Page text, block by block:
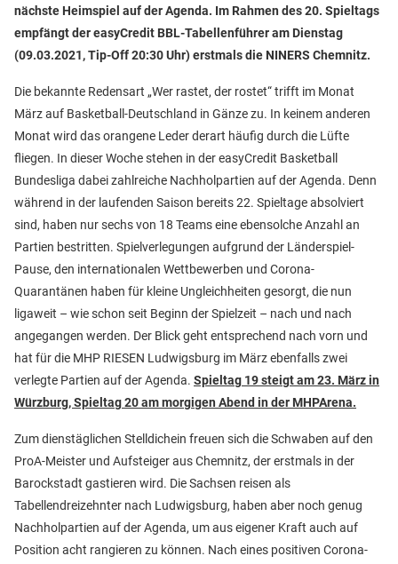
nächste Heimspiel auf der Agenda. Im Rahmen des 20. Spieltags
empfängt der easyCredit BBL-Tabellenführer am Dienstag
(09.03.2021, Tip-Off 20:30 Uhr) erstmals die NINERS Chemnitz.
Die bekannte Redensart „Wer rastet, der rostet“ trifft im Monat
März auf Basketball-Deutschland in Gänze zu. In keinem anderen
Monat wird das orangene Leder derart häufig durch die Lüfte
fliegen. In dieser Woche stehen in der easyCredit Basketball
Bundesliga dabei zahlreiche Nachholpartien auf der Agenda. Denn
während in der laufenden Saison bereits 22. Spieltage absolviert
sind, haben nur sechs von 18 Teams eine ebensolche Anzahl an
Partien bestritten. Spielverlegungen aufgrund der Länderspiel-
Pause, den internationalen Wettbewerben und Corona-
Quarantänen haben für kleine Ungleichheiten gesorgt, die nun
ligaweit – wie schon seit Beginn der Spielzeit – nach und nach
angegangen werden. Der Blick geht entsprechend nach vorn und
hat für die MHP RIESEN Ludwigsburg im März ebenfalls zwei
verlegte Partien auf der Agenda. Spieltag 19 steigt am 23. März in
Würzburg, Spieltag 20 am morgigen Abend in der MHPArena.
Zum dienstäglichen Stelldichein freuen sich die Schwaben auf den
ProA-Meister und Aufsteiger aus Chemnitz, der erstmals in der
Barockstadt gastieren wird. Die Sachsen reisen als
Tabellendreizehnter nach Ludwigsburg, haben aber noch genug
Nachholpartien auf der Agenda, um aus eigener Kraft auch auf
Position acht rangieren zu können. Nach eines positiven Corona-